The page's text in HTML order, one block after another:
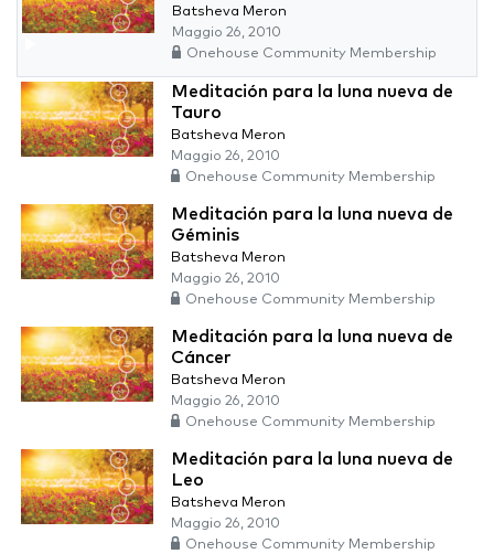
Batsheva Meron
Maggio 26, 2010
Onehouse Community Membership
Meditación para la luna nueva de
Tauro
Batsheva Meron
Maggio 26, 2010
Onehouse Community Membership
Meditación para la luna nueva de
Géminis
Batsheva Meron
Maggio 26, 2010
Onehouse Community Membership
Meditación para la luna nueva de
Cáncer
Batsheva Meron
Maggio 26, 2010
Onehouse Community Membership
Meditación para la luna nueva de
Leo
Batsheva Meron
Maggio 26, 2010
Onehouse Community Membership